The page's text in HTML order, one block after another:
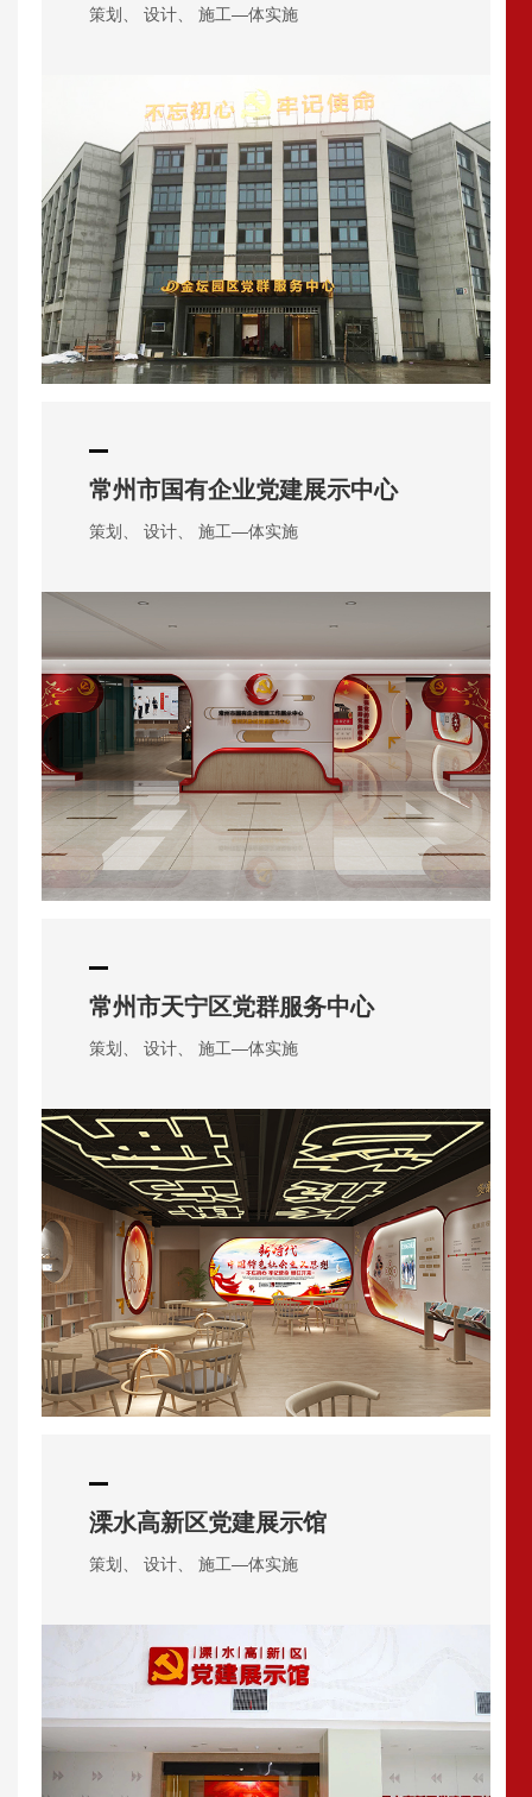
策划、 设计、 施工—体实施
常州市国有企业党建展示中心
策划、 设计、 施工—体实施
常州市天宁区党群服务中心
策划、 设计、 施工—体实施
溧水高新区党建展示馆
策划、 设计、 施工—体实施